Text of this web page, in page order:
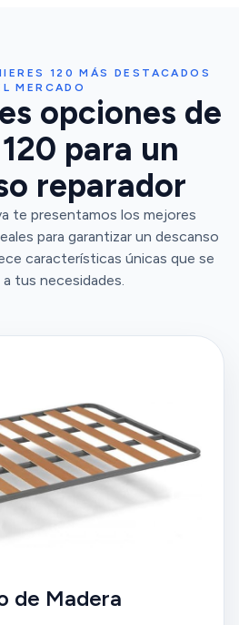
120 MÁS DESTACADOS
MERCADO
opciones de
para un
reparador
te presentamos los mejores
para garantizar un descanso
características únicas que se
tus necesidades.
de Madera